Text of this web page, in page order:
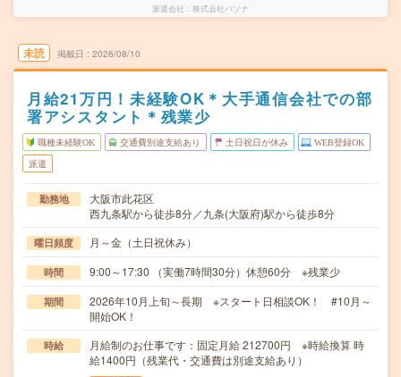
派遣会社 株式会社パソナ
未読 掲載日 2026/08/10
月給21万円！未経験OK＊大手通信会社での部
署アシスタント＊残業少
職種未経験OK 交通費別途支給あり 土日祝日が休み WEB登録OK
派遣
勤務地
大阪市此花区
西九条駅から徒歩8分／九条(大阪府)駅から徒歩8分
曜日頻度 月～金（土日祝休み）
時間 9:00～17:30 （実働7時間30分）休憩60分 ※残業少
期間
2026年10月上旬～長期 ※スタート日相談OK！ #10月～
開始OK！
時給
月給制のお仕事です：固定月給 212700円 ※時給換算 時
給1400円（残業代・交通費は別途支給あり）